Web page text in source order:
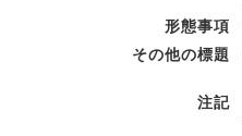
形態事項
その他の標題
注記